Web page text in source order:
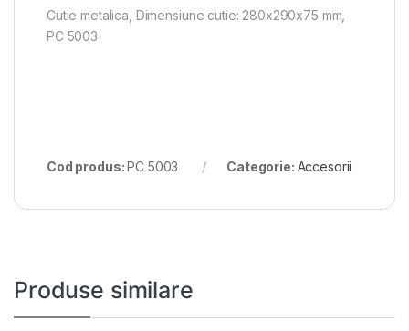
Cutie metalica, Dimensiune cutie: 280x290x75 mm,
PC 5003
Cod produs:PC 5003 Categorie: Accesorii
Produse similare